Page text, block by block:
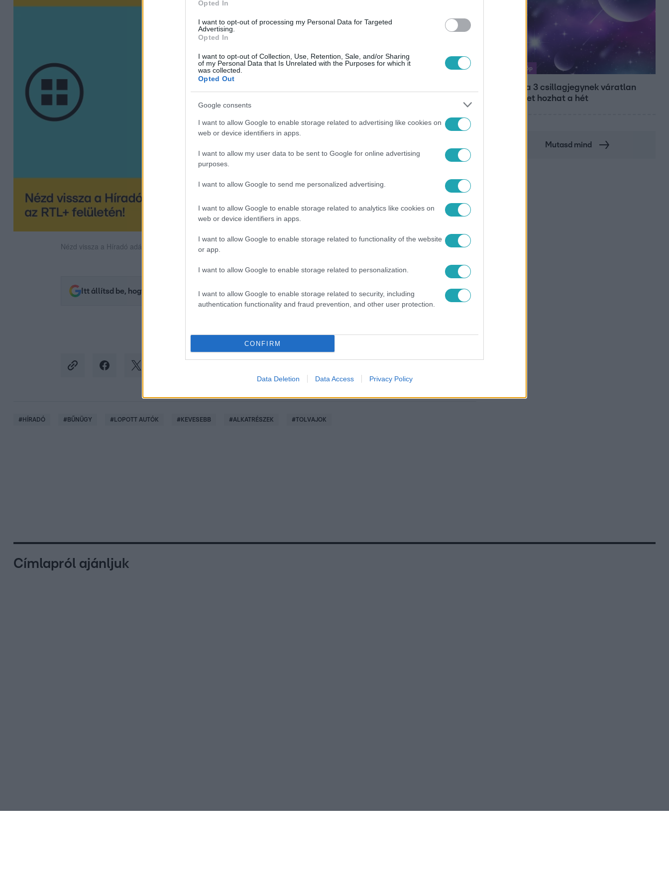
Opted In
I want to opt-out of processing my Personal Data for Targeted
Advertising.
Opted In
I want to opt-out of Collection, Use, Retention, Sale, and/or Sharing
of my Personal Data that Is Unrelated with the Purposes for which it
was collected.
Opted Out
Google consents
I want to allow Google to enable storage related to advertising like cookies on
web or device identifiers in apps.
I want to allow my user data to be sent to Google for online advertising
purposes.
I want to allow Google to send me personalized advertising.
I want to allow Google to enable storage related to analytics like cookies on
web or device identifiers in apps.
I want to allow Google to enable storage related to functionality of the website
or app.
I want to allow Google to enable storage related to personalization.
I want to allow Google to enable storage related to security, including
authentication functionality and fraud prevention, and other user protection.
CONFIRM
Data Deletion Data Access Privacy Policy
Nézd vissza a Híradó adásait az RTL+ felületén!
Itt állítsd be, hogy az RTL.hu az elsők között legyen a Google-találatokban!
#HÍRADÓ #BŰNÜGY # LOPOTT AUTÓK #KEVESEBB #ALKATRÉSZEK #TOLVAJOK
Horoszkóp
Ennek a 3 csillagjegynek váratlan
sikereket hozhat a hét
Mutasd mind
Címlapról ajánljuk